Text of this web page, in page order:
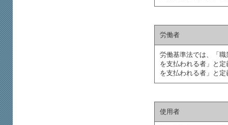
労働者
労働基準法では、「
を支払われる者」と
を支払われる者」と定
使用者